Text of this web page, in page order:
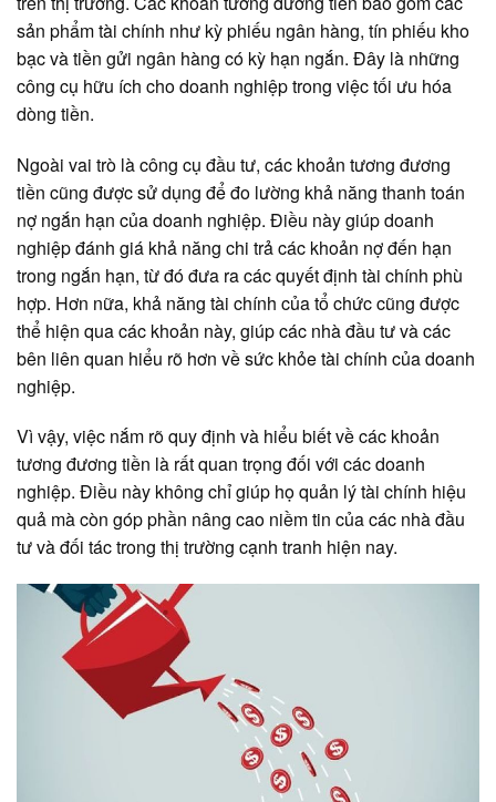
sản phẩm tài chính như kỳ phiếu ngân hàng, tín phiếu kho
bạc và tiền gửi ngân hàng có kỳ hạn ngắn. Đây là những
công cụ hữu ích cho doanh nghiệp trong việc tối ưu hóa
dòng tiền.
Ngoài vai trò là công cụ đầu tư, các khoản tương đương
tiền cũng được sử dụng để đo lường khả năng thanh toán
nợ ngắn hạn của doanh nghiệp. Điều này giúp doanh
nghiệp đánh giá khả năng chi trả các khoản nợ đến hạn
trong ngắn hạn, từ đó đưa ra các quyết định tài chính phù
hợp. Hơn nữa, khả năng tài chính của tổ chức cũng được
thể hiện qua các khoản này, giúp các nhà đầu tư và các
bên liên quan hiểu rõ hơn về sức khỏe tài chính của doanh
nghiệp.
Vì vậy, việc nắm rõ quy định và hiểu biết về các khoản
tương đương tiền là rất quan trọng đối với các doanh
nghiệp. Điều này không chỉ giúp họ quản lý tài chính hiệu
quả mà còn góp phần nâng cao niềm tin của các nhà đầu
tư và đối tác trong thị trường cạnh tranh hiện nay.